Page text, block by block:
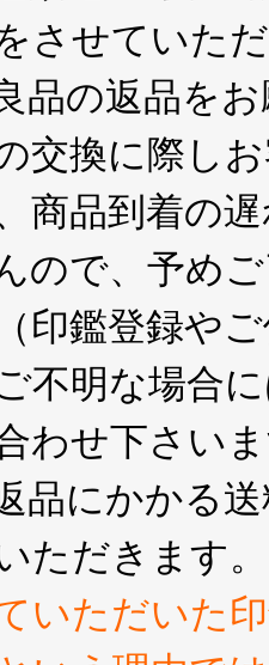
させていた
品の返品を
交換に際し
商品到着の
ので、予め
印鑑登録や
不明な場合
わせ下さい
品にかかる
ただきます。
いただいた